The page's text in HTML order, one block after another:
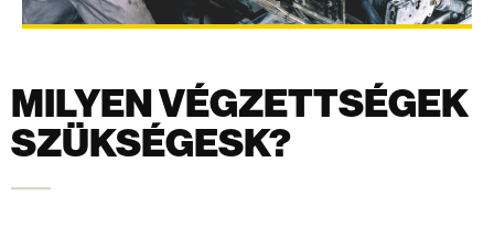
MILYEN VÉGZETTSÉGEK
SZÜKSÉGESK?